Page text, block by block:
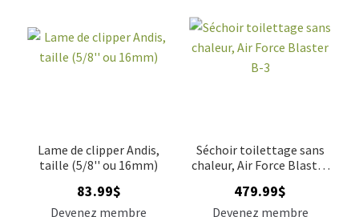
Lame de clipper Andis,
taille (5/8'' ou 16mm)
83.99$
Devenez membre
Séchoir toilettage sans
chaleur, Air Force Blaster
479.99$
Devenez membre